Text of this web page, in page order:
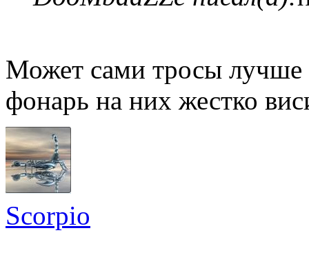
Может сами тросы лучше
фонарь на них жестко
Scorpio